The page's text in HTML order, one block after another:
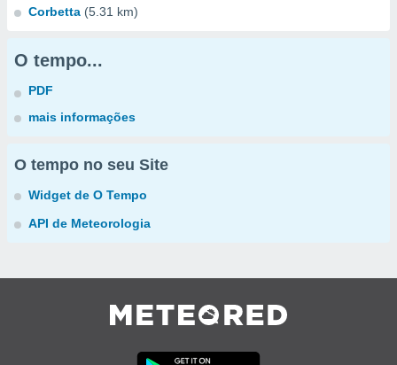
Corbetta (5.31 km)
O tempo...
PDF
mais informações
O tempo no seu Site
Widget de O Tempo
API de Meteorologia